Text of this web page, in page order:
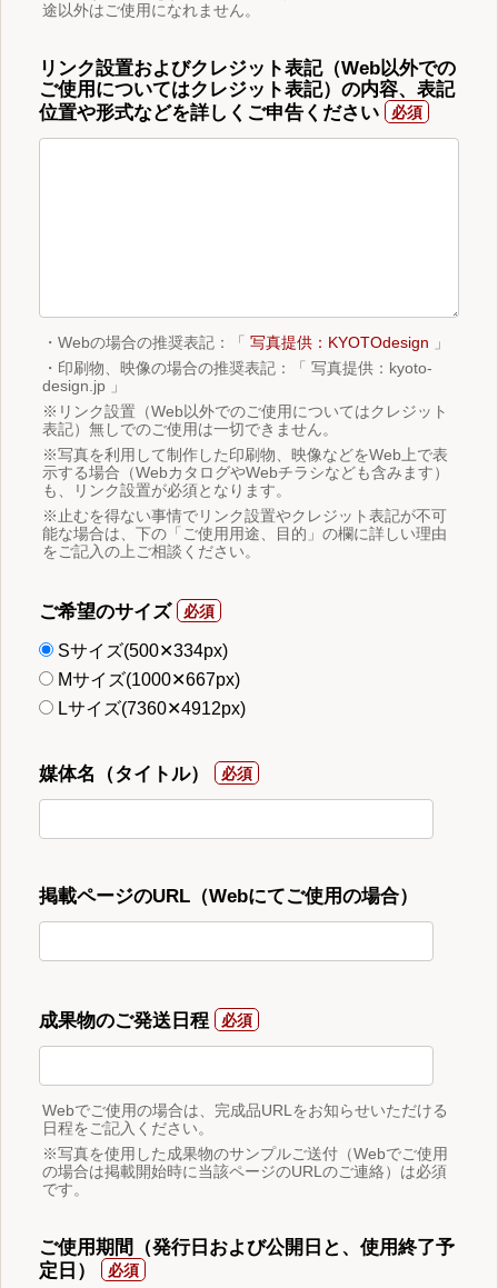
途以外はご使用になれません。
リンク設置およびクレジット表記（Web以外での
ご使用についてはクレジット表記）の内容、表記
位置や形式などを詳しくご申告ください
・Webの場合の推奨表記：「 写真提供：KYOTOdesign 」
・印刷物、映像の場合の推奨表記：「 写真提供：kyoto-
design.jp 」
※リンク設置（Web以外でのご使用についてはクレジット
表記）無しでのご使用は一切できません。
※写真を利用して制作した印刷物、映像などをWeb上で表
示する場合（WebカタログやWebチラシなども含みます）
も、リンク設置が必須となります。
※止むを得ない事情でリンク設置やクレジット表記が不可
能な場合は、下の「ご使用用途、目的」の欄に詳しい理由
をご記入の上ご相談ください。
ご希望のサイズ
Sサイズ(500✕334px)
Mサイズ(1000✕667px)
Lサイズ(7360✕4912px)
媒体名（タイトル）
掲載ページのURL（Webにてご使用の場合）
成果物のご発送日程
Webでご使用の場合は、完成品URLをお知らせいただける
日程をご記入ください。
※写真を使用した成果物のサンプルご送付（Webでご使用
の場合は掲載開始時に当該ページのURLのご連絡）は必須
です。
ご使用期間（発行日および公開日と、使用終了予
定日）